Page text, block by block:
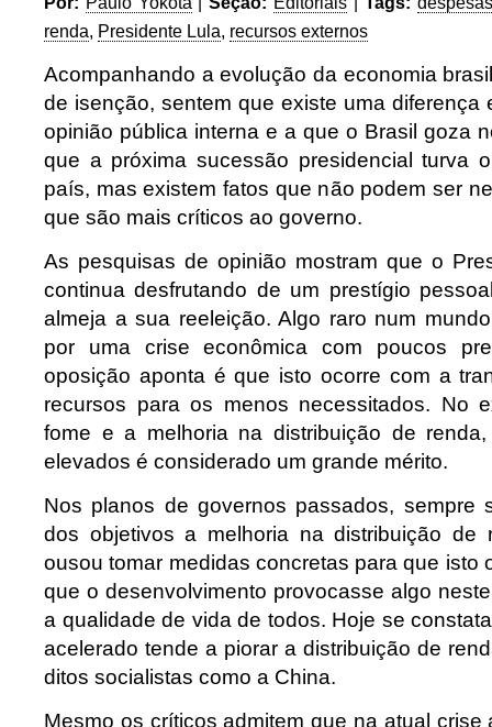
renda, Presidente Lula, recursos externos
Acompanhando a evolução da economia
de isenção, sentem que existe uma diferença
opinião pública interna e a que o Brasil goza
que a próxima sucessão presidencial turva
país, mas existem fatos que não podem ser
que são mais críticos ao governo.
As pesquisas de opinião mostram que o
continua desfrutando de um prestígio
almeja a sua reeleição. Algo raro num
por uma crise econômica com poucos
oposição aponta é que isto ocorre com a
recursos para os menos necessitados. No
fome e a melhoria na distribuição de
elevados é considerado um grande mérito.
Nos planos de governos passados, sempre
dos objetivos a melhoria na distribuição de
ousou tomar medidas concretas para que isto
que o desenvolvimento provocasse algo
a qualidade de vida de todos. Hoje se
acelerado tende a piorar a distribuição de
ditos socialistas como a China.
Mesmo os críticos admitem que na atual crise